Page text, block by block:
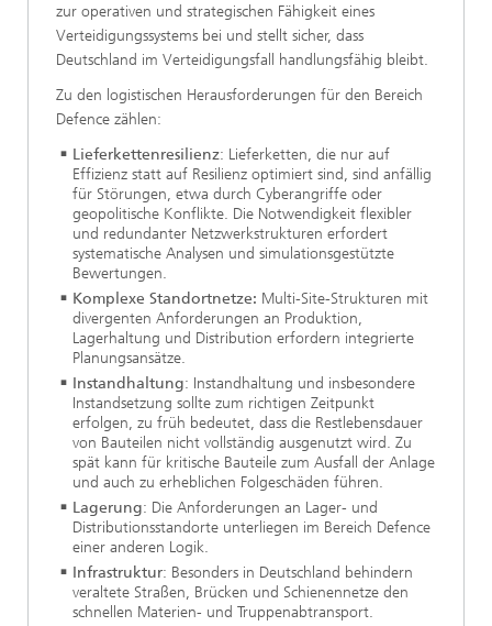
zur operativen und strategischen Fähigkeit eines
Verteidigungssystems bei und stellt sicher, dass
Deutschland im Verteidigungsfall handlungsfähig bleibt.
Zu den logistischen Herausforderungen für den Bereich
Defence zählen:
Lieferkettenresilienz: Lieferketten, die nur auf
Effizienz statt auf Resilienz optimiert sind, sind anfällig
für Störungen, etwa durch Cyberangriffe oder
geopolitische Konflikte. Die Notwendigkeit flexibler
und redundanter Netzwerkstrukturen erfordert
systematische Analysen und simulationsgestützte
Bewertungen.
Komplexe Standortnetze: Multi-Site-Strukturen mit
divergenten Anforderungen an Produktion,
Lagerhaltung und Distribution erfordern integrierte
Planungsansätze.
Instandhaltung: Instandhaltung und insbesondere
Instandsetzung sollte zum richtigen Zeitpunkt
erfolgen, zu früh bedeutet, dass die Restlebensdauer
von Bauteilen nicht vollständig ausgenutzt wird. Zu
spät kann für kritische Bauteile zum Ausfall der Anlage
und auch zu erheblichen Folgeschäden führen.
Lagerung: Die Anforderungen an Lager- und
Distributionsstandorte unterliegen im Bereich Defence
einer anderen Logik.
Infrastruktur: Besonders in Deutschland behindern
veraltete Straßen, Brücken und Schienennetze den
schnellen Materien- und Truppenabtransport.